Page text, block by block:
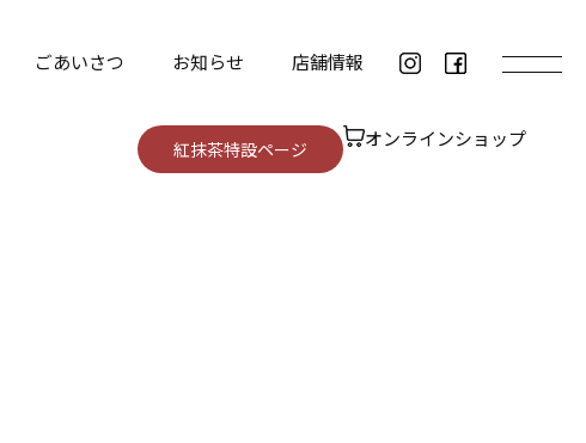
ごあいさつ お知らせ 店舗情報
紅抹茶特設ページ オンラインショップ